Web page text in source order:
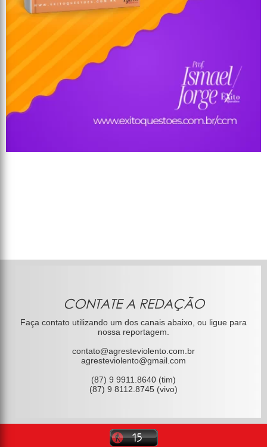
CONTATE A REDAÇÃO
Faça contato utilizando um dos canais abaixo, ou ligue para
nossa reportagem.
contato@agresteviolento.com.br
agresteviolento@gmail.com
(87) 9 9911.8640 (tim)
(87) 9 8112.8745 (vivo)